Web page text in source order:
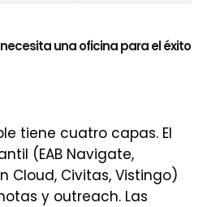
una oficina para el éxito
tiene cuatro capas. El
(EAB Navigate,
Cloud, Civitas, Vistingo)
y outreach. Las